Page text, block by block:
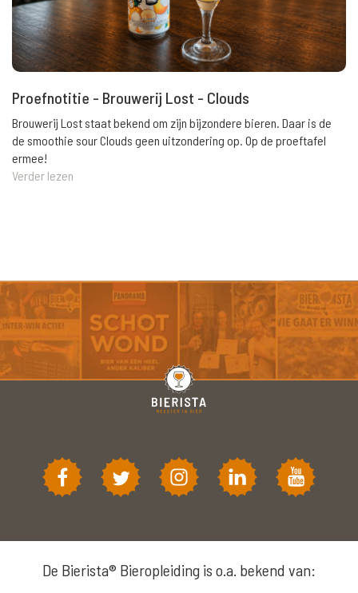
Proefnotitie - Brouwerij Lost - Clouds
Brouwerij Lost staat bekend om zijn bijzondere bieren. Daar is de
de smoothie sour Clouds geen uitzondering op. Op de proeftafel
ermee!
Verder lezen
De Bierista® Bieropleiding is o.a. bekend van: